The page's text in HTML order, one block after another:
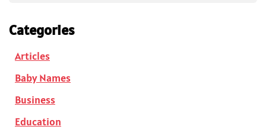
Categories
Articles
Baby Names
Business
Education